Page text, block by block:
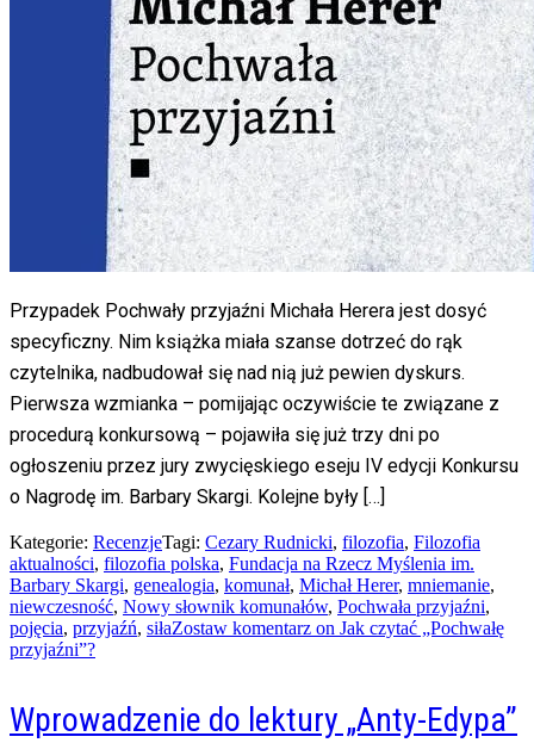
Przypadek Pochwały przyjaźni Michała Herera jest dosyć
specyficzny. Nim książka miała szanse dotrzeć do rąk
czytelnika, nadbudował się nad nią już pewien dyskurs.
Pierwsza wzmianka – pomijając oczywiście te związane z
procedurą konkursową – pojawiła się już trzy dni po
ogłoszeniu przez jury zwycięskiego eseju IV edycji Konkursu
o Nagrodę im. Barbary Skargi. Kolejne były […]
Kategorie: RecenzjeTagi: Cezary Rudnicki, filozofia, Filozofia
aktualności, filozofia polska, Fundacja na Rzecz Myślenia im.
Barbary Skargi, genealogia, komunał, Michał Herer, mniemanie,
niewczesność, Nowy słownik komunałów, Pochwała przyjaźni,
pojęcia, przyjaźń, siłaZostaw komentarz on Jak czytać „Pochwałę
przyjaźni”?
Wprowadzenie do lektury „Anty-Edypa”